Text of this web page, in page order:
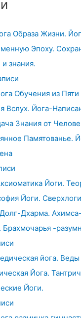
Образа Жизни.
Эпоху.
знания.
Обучения из
Вслух. Йога-
Знания от
Памятованье.
Йоги.
Йоги.
Дхарма.
Брахмочарья -
йога. Веды
Йога.
Йоги.